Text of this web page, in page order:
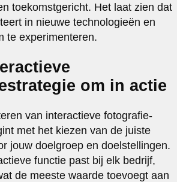
toekomstgericht. Het laat zien dat
in nieuwe technologieën en
te experimenteren.
om in actie
van interactieve fotografie-
met het kiezen van de juiste
jouw doelgroep en doelstellingen.
functie past bij elk bedrijf,
de meeste waarde toevoegt aan